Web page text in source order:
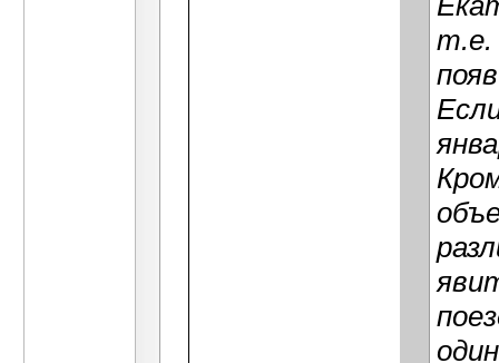
т.е.